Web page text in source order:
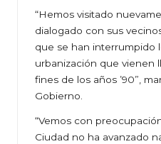
“Hemos visitado
dialogado con sus
que se han interrumpido
urbanización que vienen
fines de los años ’90”,
Gobierno.
“Vemos con
Ciudad no ha avanzado